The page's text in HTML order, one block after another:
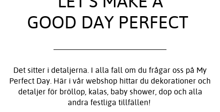
GOOD DAY PERFECT
Det sitter i detaljerna. I alla fall om du frågar oss på My
Perfect Day. Här i vår webshop hittar du dekorationer och
detaljer för bröllop, kalas, baby shower, dop och alla
andra festliga tillfällen!